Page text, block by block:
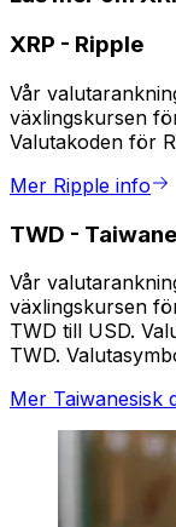
XRP - Ripple
Vår
växlingskursen
Valutakoden för
Mer Ripple info
TWD -
Vår
växlingskursen
TWD till USD.
TWD.
Mer Taiwanesisk